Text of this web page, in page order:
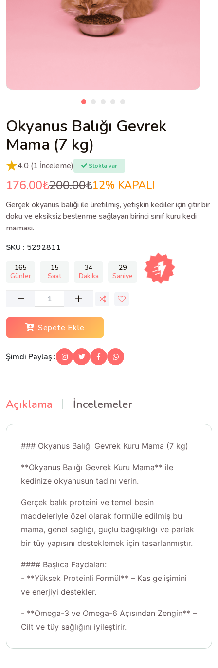
Okyanus Balığı Gevrek
Mama (7 kg)
4.0 (1 İnceleme) Stokta var
176.00₺200.00₺12% KAPALI
Gerçek okyanus balığı ile üretilmiş, yetişkin kediler için çıtır bir
doku ve eksiksiz beslenme sağlayan birinci sınıf kuru kedi
maması.
SKU : 5292811
165
Günler
15
Saat
34
Dakika
28
Saniye
Sepete Ekle
Şimdi Paylaş :
Açıklama İncelemeler
### Okyanus Balığı Gevrek Kuru Mama (7 kg)
**Okyanus Balığı Gevrek Kuru Mama** ile
kedinize okyanusun tadını verin.
Gerçek balık proteini ve temel besin
maddeleriyle özel olarak formüle edilmiş bu
mama, genel sağlığı, güçlü bağışıklığı ve parlak
bir tüy yapısını desteklemek için tasarlanmıştır.
#### Başlıca Faydaları:
- **Yüksek Proteinli Formül** – Kas gelişimini
ve enerjiyi destekler.
- **Omega-3 ve Omega-6 Açısından Zengin** –
Cilt ve tüy sağlığını iyileştirir.